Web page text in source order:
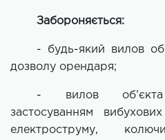
Забороняється:
- будь-який вилов
дозволу орендаря;
- вилов об’єкта
застосуванням
електроструму,